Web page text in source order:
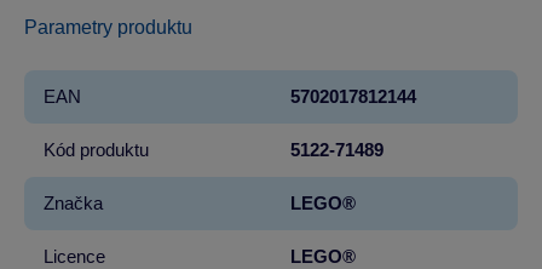
Parametry produktu
EAN 5702017812144
Kód produktu 5122-71489
Značka LEGO®
Licence LEGO®